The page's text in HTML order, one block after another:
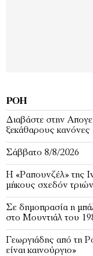
ΡΟΉ
Διαβάστε στην
ξεκάθαρους κανόνες
Σάββατο 8/8/2026
Η «Ραπουνζέλ» της
μήκους σχεδόν
Σε δημοπρασία η
στο Μουντιάλ του
Γεωργιάδης από τη
είναι καινούργιο»